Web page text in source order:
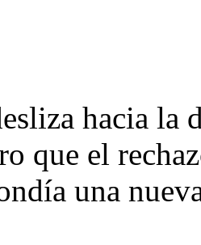
hacia
que el
una